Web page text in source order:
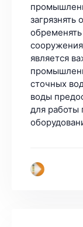
является
сточных
воды
для работы